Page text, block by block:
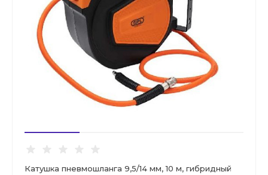
Катушка пневмошланга 9,5/14 мм, 10 м, гибридный